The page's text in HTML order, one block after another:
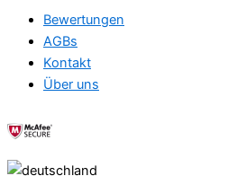
Bewertungen
AGBs
Kontakt
Über uns